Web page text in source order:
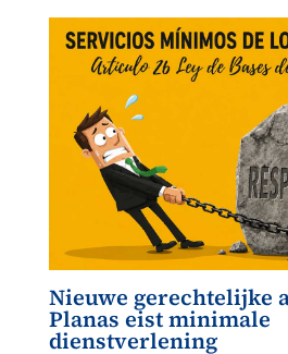
Nieuwe gerechtelijke
Planas eist minimale
dienstverlening